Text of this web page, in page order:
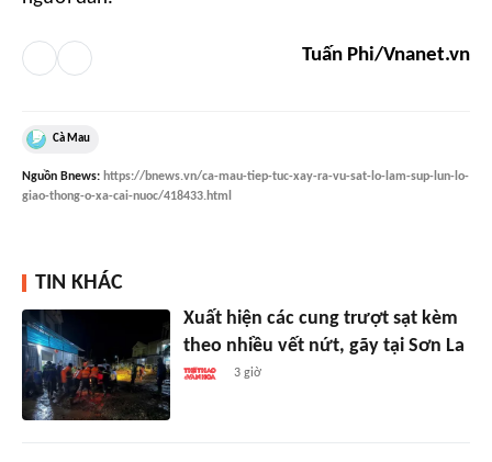
Tuấn Phi/Vnanet.vn
Cà Mau
Nguồn Bnews: https://bnews.vn/ca-mau-tiep-tuc-xay-ra-vu-sat-lo-lam-sup-lun-lo-
giao-thong-o-xa-cai-nuoc/418433.html
TIN KHÁC
Xuất hiện các cung trượt sạt kèm
theo nhiều vết nứt, gãy tại Sơn La
3 giờ